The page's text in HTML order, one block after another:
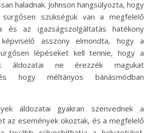
haladnak. Johnson hangsúlyozta, hogy
sürgősen szükségük van a megfelelő
és az igazságszolgáltatás hatékony
asszony elmondta, hogy a
lépéseket kell tennie, hogy a
áldozatai ne érezzék magukat
hogy méltányos bánásmódban
áldozatai gyakran szenvednek a
az események okoztak, és a megfelelő